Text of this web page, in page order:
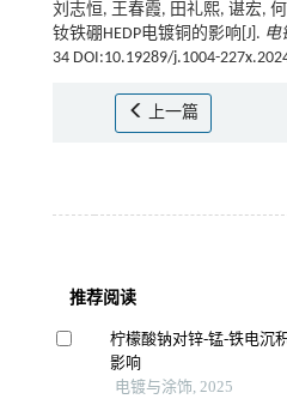
刘志恒, 王春霞, 田礼熙, 谌宏,
钕铁硼HEDP电镀铜的影响[J]. 电
34 DOI:10.19289/j.1004-
上一篇